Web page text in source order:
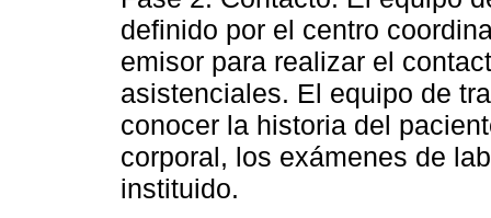
definido por el centro
emisor para realizar el
asistenciales. El equipo de
conocer la historia del
corporal, los exámenes de
instituido.